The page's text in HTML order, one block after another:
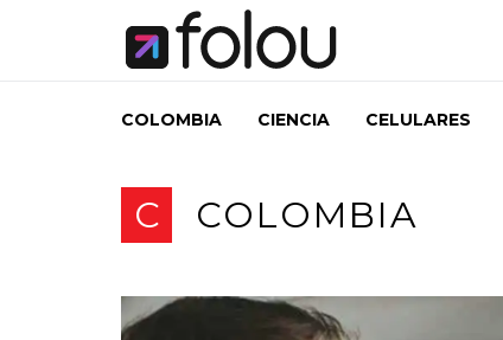
COLOMBIA CIENCIA CELULARES
C COLOMBIA